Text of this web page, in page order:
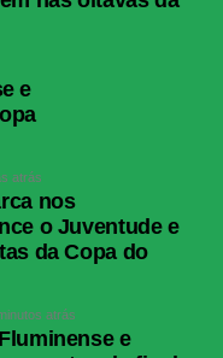
e
atrás
nos
o Juventude e
da Copa do
atrás
e